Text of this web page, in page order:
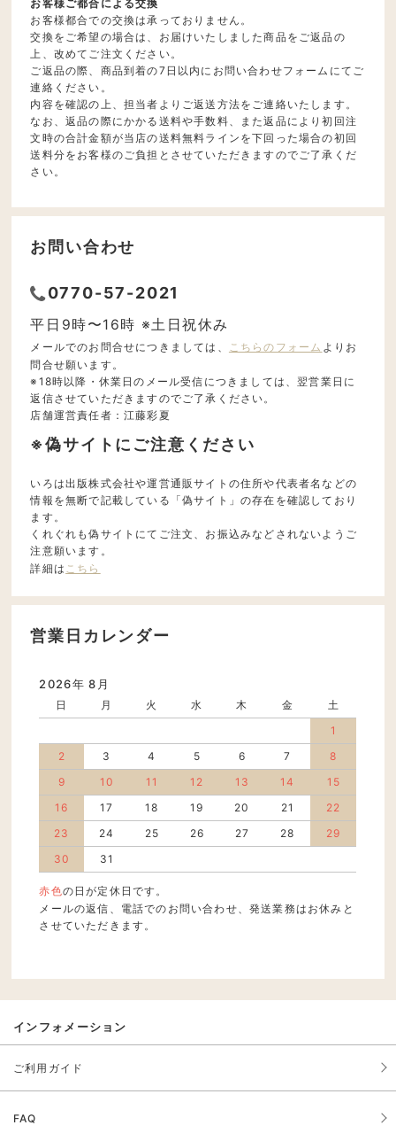
お客様ご都合による交換
お客様都合での交換は承っておりません。
交換をご希望の場合は、お届けいたしました商品をご返品の
上、改めてご注文ください。
ご返品の際、商品到着の7日以内にお問い合わせフォームにてご
連絡ください。
内容を確認の上、担当者よりご返送方法をご連絡いたします。
なお、返品の際にかかる送料や手数料、また返品により初回注
文時の合計金額が当店の送料無料ラインを下回った場合の初回
送料分をお客様のご負担とさせていただきますのでご了承くだ
さい。
お問い合わせ
0770-57-2021
平日9時〜16時 ※土日祝休み
メールでのお問合せにつきましては、 こちらのフォーム よりお
問合せ願います。
※18時以降・休業日のメール受信につきましては、翌営業日に
返信させていただきますのでご了承ください。
店舗運営責任者：江藤彩夏
※偽サイトにご注意ください
いろは出版株式会社や運営通販サイトの住所や代表者名などの
情報を無断で記載している「偽サイト」の存在を確認しており
ます。
くれぐれも偽サイトにてご注文、お振込みなどされないようご
注意願います。
詳細は こちら
営業日カレンダー
2026年 8月
日 月 火 水 木 金
土
1
2
3 4 5 6 7
8
9
10 11 12 13 14
15
16
17 18 19 20 21
22
23
24 25 26 27 28
29
30
31
赤色の日が定休日です。
メールの返信、電話でのお問い合わせ、発送業務はお休みと
させていただきます。
インフォメーション
ご利用ガイド
FAQ